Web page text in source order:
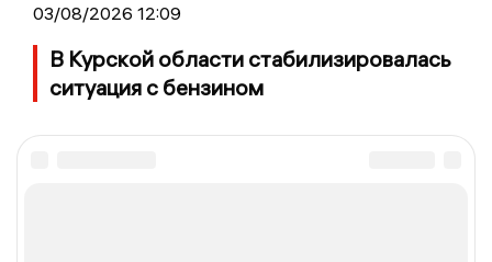
03/08/2026 12:09
В Курской области стабилизировалась
ситуация с бензином